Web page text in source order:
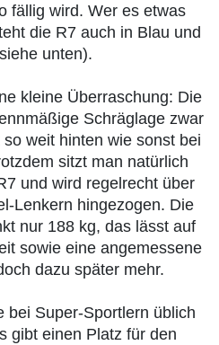
fällig wird. Wer es etwas
die R7 auch in Blau und
unten).
kleine Überraschung: Die
Schräglage zwar
weit hinten wie sonst bei
sitzt man natürlich
und wird regelrecht über
Lenkern hingezogen. Die
nur 188 kg, das lässt auf
sowie eine angemessene
dazu später mehr.
bei Super-Sportlern üblich
gibt einen Platz für den